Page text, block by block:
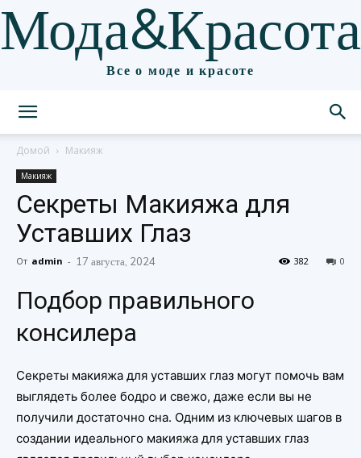
Мода&Красота
Все о моде и красоте
Домой Макияж
Макияж
Секреты Макияжа для
Уставших Глаз
От admin - 17 августа, 2024 0
382
Подбор правильного
консилера
Секреты макияжа для уставших глаз могут помочь вам
выглядеть более бодро и свежо, даже если вы не
получили достаточно сна. Одним из ключевых шагов в
создании идеального макияжа для уставших глаз